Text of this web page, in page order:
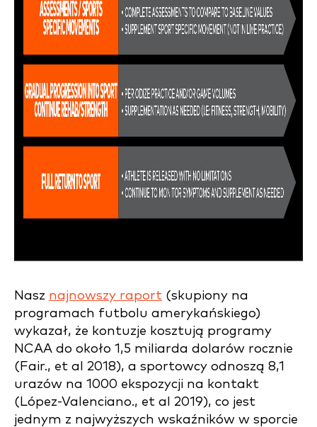
Nasz najnowszy raport (skupiony na
programach futbolu amerykańskiego)
wykazał, że kontuzje kosztują programy
NCAA do około 1,5 miliarda dolarów rocznie
(Fair., et al 2018), a sportowcy odnoszą 8,1
urazów na 1000 ekspozycji na kontakt
(López-Valenciano., et al 2019), co jest
jednym z najwyższych wskaźników w sporcie